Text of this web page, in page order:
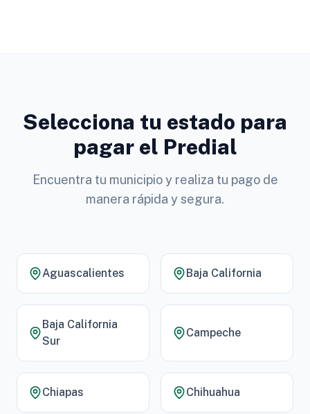
Selecciona tu estado para
pagar el Predial
Encuentra tu municipio y realiza tu pago de
manera rápida y segura.
Aguascalientes Baja California
Baja California
Sur
Campeche
Chiapas Chihuahua